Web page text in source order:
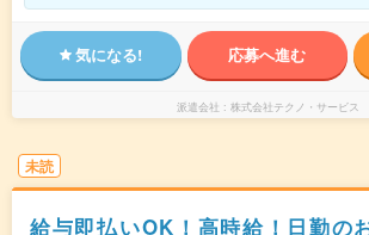
気になる! 応募へ進む
派遣会社 株式会社テクノ・サービス
未読
給与即払いOK！高時給！日勤の